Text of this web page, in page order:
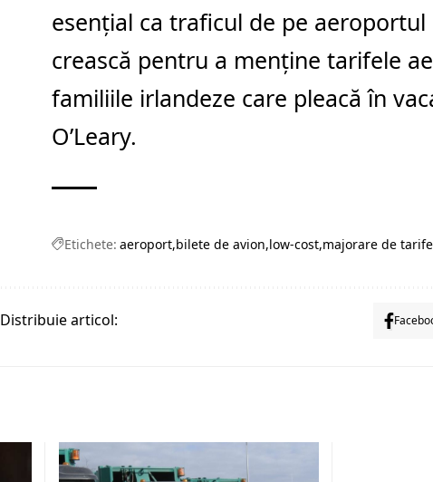
esențial ca traficul de pe
crească pentru a menține tarifele
familiile irlandeze care pleacă în
O’Leary.
Etichete: aeroport bilete de avion low-cost majorare de tarife
Distribuie articol: